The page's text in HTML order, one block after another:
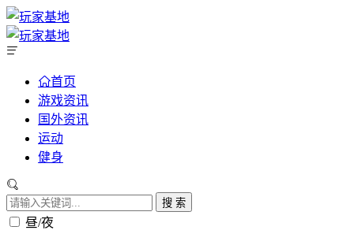
首页
游戏资讯
国外资讯
运动
健身
搜 索
昼/夜